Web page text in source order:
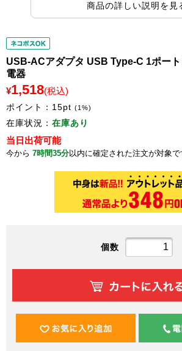
商品の詳しい説明を見
USB-ACアダプタ USB Type-C 1ポー
電器
¥1,518(税込)
ポイント： 15pt (1%)
在庫状況： 在庫あり
当日出荷可能
今から 7時間35分以内に確定された注文が対象で
個数